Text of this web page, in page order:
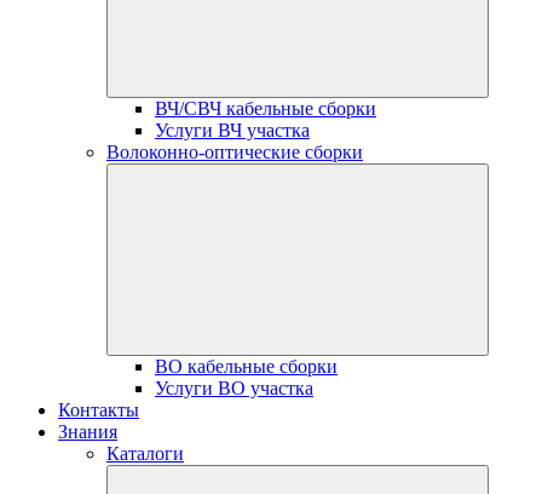
ВЧ/СВЧ кабельные сборки
Услуги ВЧ участка
Волоконно-оптические сборки
ВО кабельные сборки
Услуги ВО участка
Контакты
Знания
Каталоги